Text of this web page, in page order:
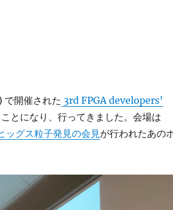
開催された 3rd FPGA developers’
とになり、行ってきました。会場は
ッグス粒子発見の会見が行われたあの